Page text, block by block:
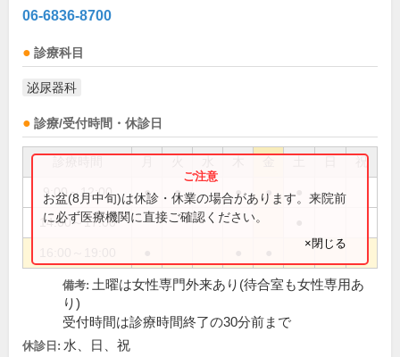
06-6836-8700
診療科目
泌尿器科
診療/受付時間・休診日
祝
9:00～12:00 ● ● ● ●
14:00～17:00
お盆(8月中旬)は休診・休業の場合があります。来院前
に必ず医療機関に直接ご確認ください。
×閉じる
備考: 土曜は女性専門外来あり(待合室も女性専用あ
り)
受付時間は診療時間終了の30分前まで
休診日: 水、日、祝